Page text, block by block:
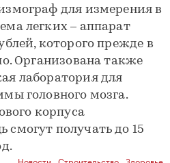
для измерения в
легких – аппарат
которого прежде в
Организована также
лаборатория для
головного мозга.
корпуса
получать до 15